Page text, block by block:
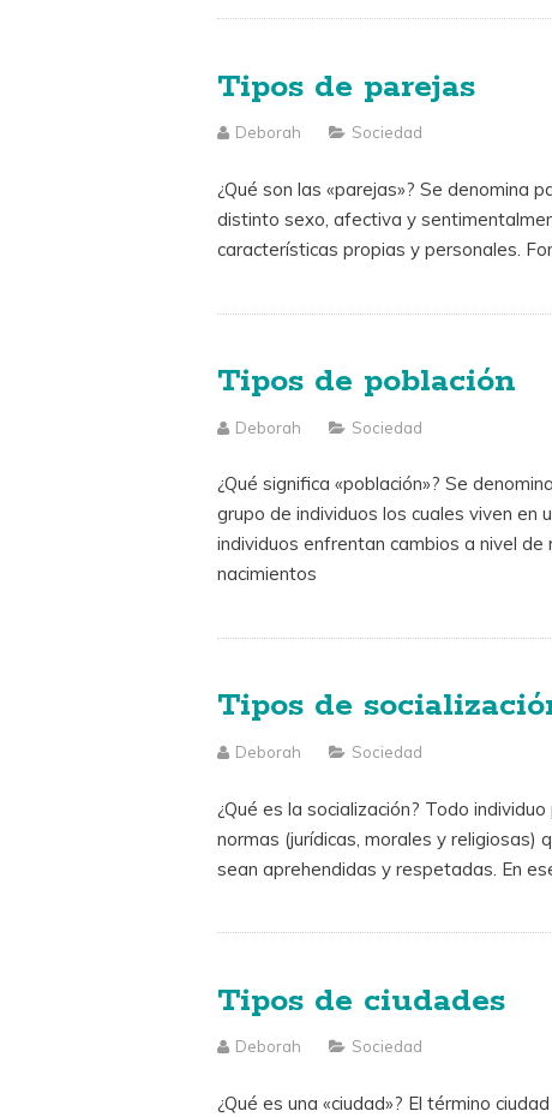
Tipos de parejas
Deborah Sociedad
¿Qué son las «parejas»? Se denomina
distinto sexo, afectiva y
características propias y personales.
Tipos de población
Deborah Sociedad
¿Qué significa «población»? Se
grupo de individuos los cuales viven
individuos enfrentan cambios a nivel de
nacimientos
Tipos de
Deborah Sociedad
¿Qué es la socialización? Todo
normas (jurídicas, morales y religiosas)
sean aprehendidas y respetadas. En
Tipos de ciudades
Deborah Sociedad
¿Qué es una «ciudad»? El término